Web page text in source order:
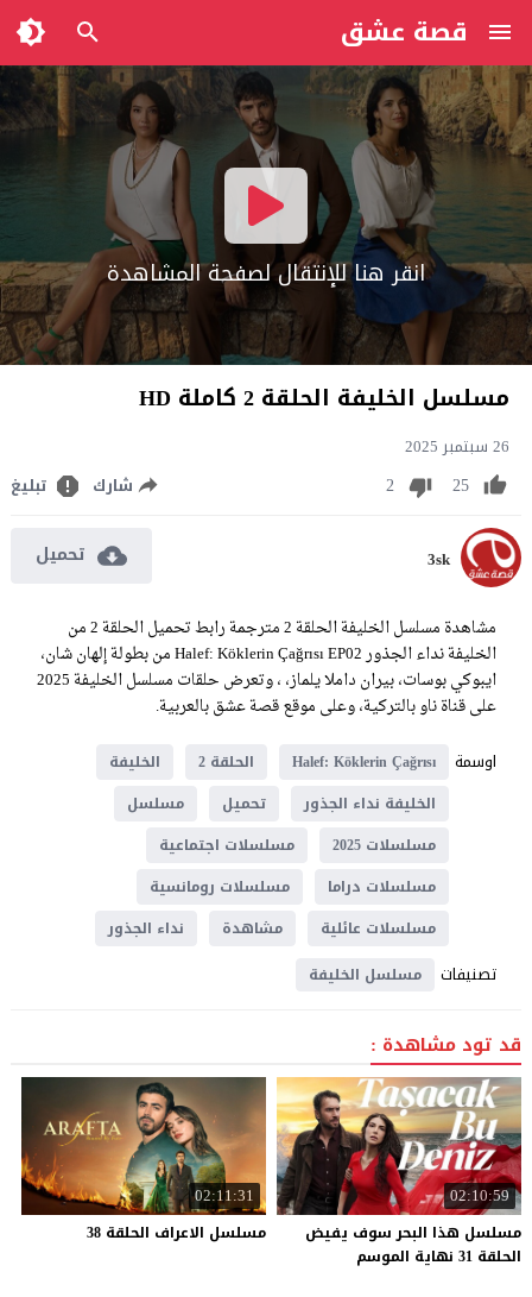
قصة عشق
انقر هنا للإنتقال لصفحة المشاهدة
مسلسل الخليفة الحلقة 2 كاملة HD
26 سبتمبر 2025
25
2 شارك تبليغ
3sk تحميل
مشاهدة مسلسل الخليفة الحلقة 2 مترجمة رابط تحميل الحلقة 2 من
الخليفة نداء الجذور Halef: Köklerin Çağrısı EP02 من بطولة إلهان شان،
ايبوكي بوسات، بيران داملا يلماز، ، وتعرض حلقات مسلسل الخليفة 2025
على قناة ناو بالتركية، وعلى موقع قصة عشق بالعربية.
اوسمة
Halef: Köklerin Çağrısı الحلقة 2
الخليفة
الخليفة نداء الجذور
تحميل
مسلسل
مسلسلات 2025
مسلسلات اجتماعية
مسلسلات دراما
مسلسلات رومانسية
مسلسلات عائلية
مشاهدة نداء الجذور
تصنيفات مسلسل الخليفة
قد تود مشاهدة :
02:10:59
مسلسل هذا البحر سوف يفيض
الحلقة 31 نهاية الموسم
02:11:31
مسلسل الاعراف الحلقة 38